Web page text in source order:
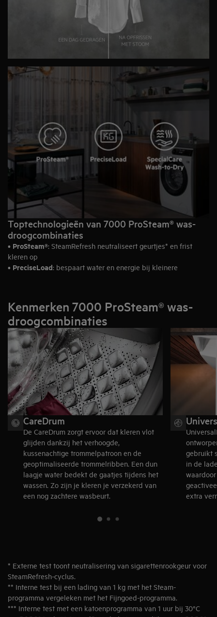
Toptechnologieën van 7000 ProSteam® was-
droogcombinaties
• ProSteam®: SteamRefresh neutraliseert geurtjes* en frist
kleren op
• PreciseLoad: bespaart water en energie bij kleinere
Kenmerken 7000 ProSteam® was-
droogcombinaties
CareDrum
De CareDrum zorgt ervoor dat kleren vlot
glijden dankzij het verhoogde,
kussenachtige trommelpatroon en de
geoptimaliseerde trommelribben. Een dun
laagje water bedekt de gaatjes tijdens het
wassen. Zo zijn je kleren je verzekerd van
een nog zachtere wasbeurt.
gebruikt
in de
extra
* Externe test toont neutralisering van sigarettenrookgeur voor
SteamRefresh-cyclus.
** Interne test bij een lading van 1 kg met het Steam-
programma vergeleken met het Fijngoed-programma.
*** Interne test met een katoenprogramma van 1 uur bij 30°C